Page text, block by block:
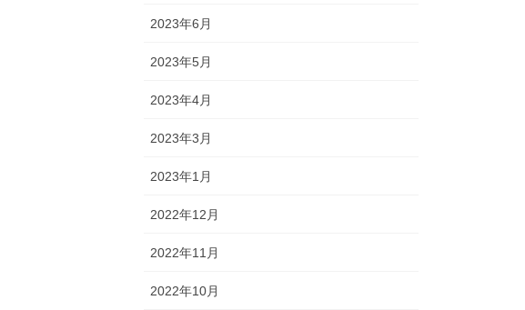
2023年6月
2023年5月
2023年4月
2023年3月
2023年1月
2022年12月
2022年11月
2022年10月